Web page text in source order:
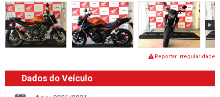
Reportar irregularidade
Dados do Veículo